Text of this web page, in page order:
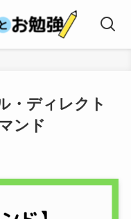
・ディレクト
ンド